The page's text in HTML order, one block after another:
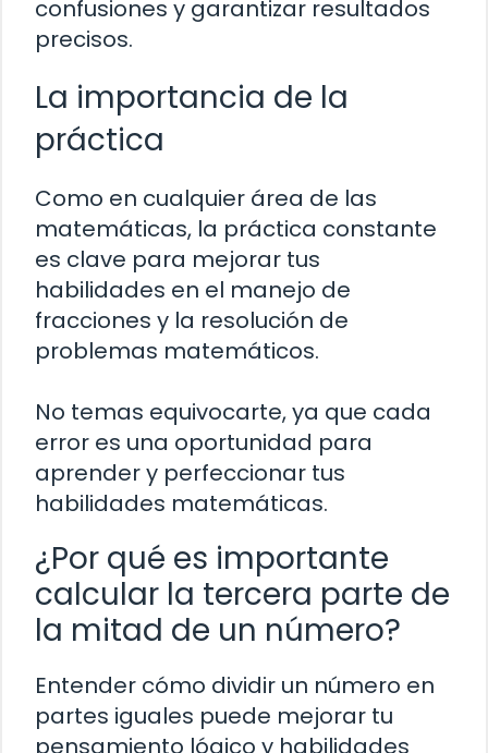
confusiones y garantizar resultados
precisos.
La importancia de la
práctica
Como en cualquier área de las
matemáticas, la práctica constante
es clave para mejorar tus
habilidades en el manejo de
fracciones y la resolución de
problemas matemáticos.
No temas equivocarte, ya que cada
error es una oportunidad para
aprender y perfeccionar tus
habilidades matemáticas.
¿Por qué es importante
calcular la tercera parte de
la mitad de un número?
Entender cómo dividir un número en
partes iguales puede mejorar tu
pensamiento lógico y habilidades